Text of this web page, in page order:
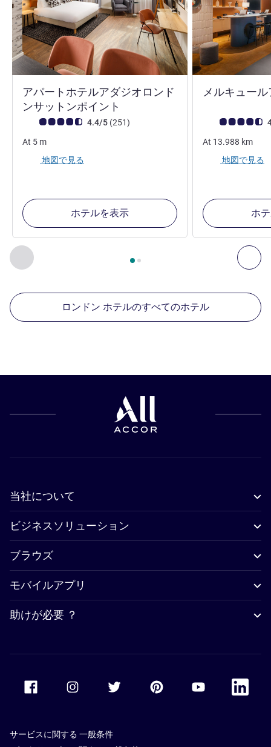
前に戻る - 周辺の他の施設 次
2ページ中 , 周辺の他の施設 1 :, 周辺の他の施設 2
アパートホテルアダジオロンド
ンサットンポイント
お客さまの声 (確認済みレビュー アコーホテルズ)
4.4/5 (251件のレビュー
)
At 5 m
地図で見る
ホテルを表示
メルキュー
お客さまの声 (
At 13.988 km
地図で見る
ホ
ロンドン ホテルのすべてのホテル
当社について
ビジネスソリューション
ブラウズ
モバイルアプリ
助けが必要 ？
Accor Youtube
Accor
サービスに関する 一般条件